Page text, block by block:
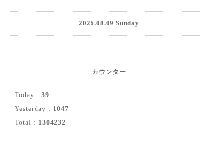
2026.08.09 Sunday
カウンター
Today : 39
Yesterday : 1047
Total : 1304232